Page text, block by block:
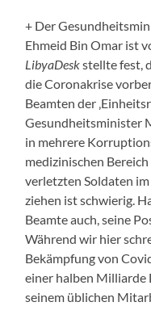
+ Der
Ehmeid Bin Omar ist
LibyaDeskstellte fest,
die Coronakrise
Beamten der
Gesundheitsminister
in mehrere
medizinischen
verletzten Soldaten
ziehen ist schwierig.
Beamte auch, seine
Während wir hier
Bekämpfung von
einer halben Milliarde
seinem üblichen